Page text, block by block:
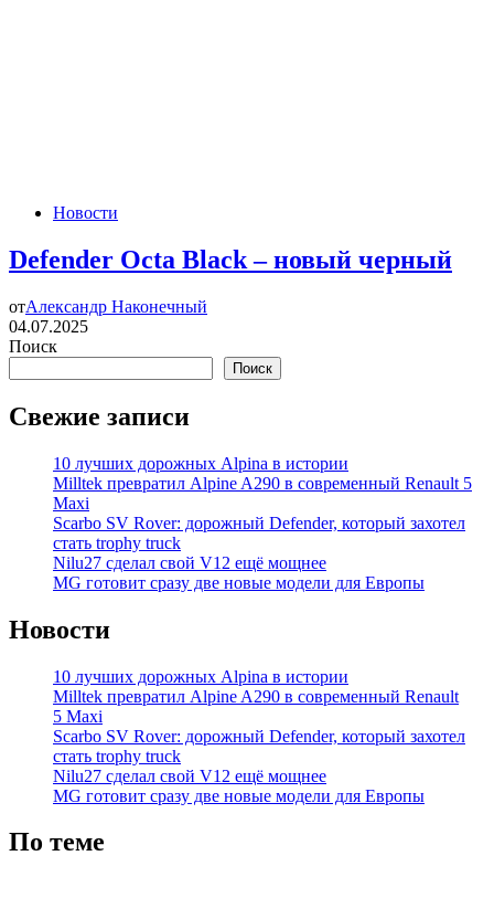
Новости
Defender Octa Black – новый черный
отАлександр Наконечный
04.07.2025
Поиск
Поиск
Свежие записи
10 лучших дорожных Alpina в истории
Milltek превратил Alpine A290 в современный Renault 5
Maxi
Scarbo SV Rover: дорожный Defender, который захотел
стать trophy truck
Nilu27 сделал свой V12 ещё мощнее
MG готовит сразу две новые модели для Европы
Новости
10 лучших дорожных Alpina в истории
Milltek превратил Alpine A290 в современный Renault
5 Maxi
Scarbo SV Rover: дорожный Defender, который захотел
стать trophy truck
Nilu27 сделал свой V12 ещё мощнее
MG готовит сразу две новые модели для Европы
По теме